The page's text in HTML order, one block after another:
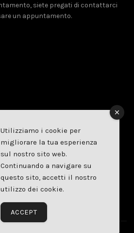
siete pregati di contattarci
un appuntamento.
Utilizziamo i cookie per
migliorare la tua esperienza
sul nostro sito web.
Continuando a navigare su
questo sito, accetti il ​​nostro
utilizzo dei cookie.
ACCEPT